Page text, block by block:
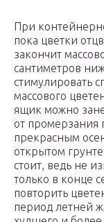
При
пока цветки
закончит
сантиметров
стимулировать
массового
ящик можно
от промерзания
прекрасным
открытом
стоит, ведь не
только в конце
повторить
период летней